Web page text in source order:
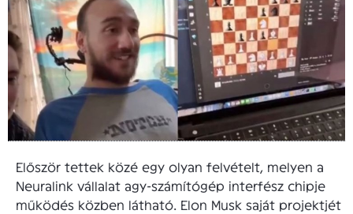
Először tettek közé egy olyan felvételt, melyen a
Neuralink vállalat agy-számítógép interfész chipje
működés közben látható. Elon Musk saját projektjét